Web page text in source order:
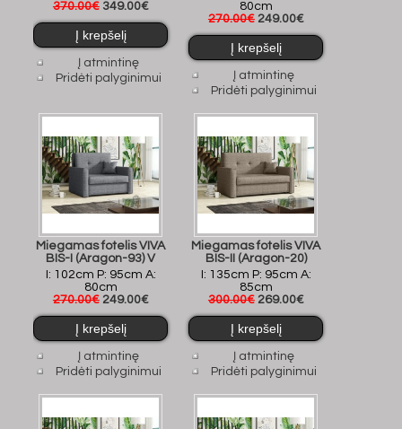
370.00€ 349.00€
Į atmintinę
Pridėti palyginimui
80cm
270.00€ 249.00€
Į atmintinę
Pridėti palyginimui
Miegamas fotelis VIVA
BIS-I (Aragon-93) V
I: 102cm P: 95cm A:
80cm
270.00€ 249.00€
Į atmintinę
Pridėti palyginimui
Miegamas fotelis VIVA
BIS-II (Aragon-20)
I: 135cm P: 95cm A:
85cm
300.00€ 269.00€
Į atmintinę
Pridėti palyginimui